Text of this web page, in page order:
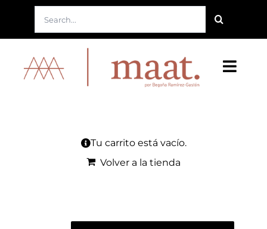
contenido
Nuestro Lema
Tu carrito está vacío.
Volver a la tienda